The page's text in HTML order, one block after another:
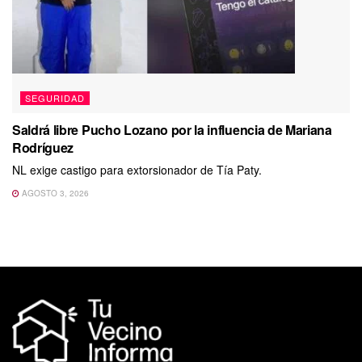
SEGURIDAD
Saldrá libre Pucho Lozano por la influencia de Mariana
Rodríguez
NL exige castigo para extorsionador de Tía Paty.
AGOSTO 3, 2026